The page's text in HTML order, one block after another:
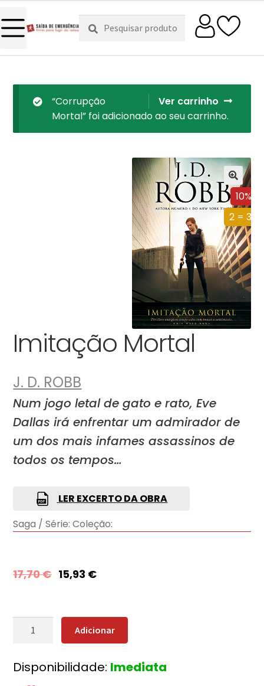
Pesquisar
por:
Pesquisa
Ver carrinho
“Corrupção
Mortal” foi adicionado ao seu carrinho.
10%
2 = 3
Imitação Mortal
J. D. ROBB
Num jogo letal de gato e rato, Eve
Dallas irá enfrentar um admirador de
um dos mais infames assassinos de
todos os tempos…
LER EXCERTO DA OBRA
Saga / Série: Coleção:
17,70€ 15,93 €
Quantidade
Mortal
Adicionar
Disponibilidade: Imediata